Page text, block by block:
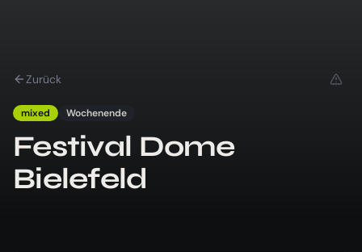
Zurück
mixed Wochenende
Festival Dome
Bielefeld